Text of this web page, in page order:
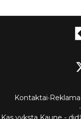
Kontaktai•Reklama
•